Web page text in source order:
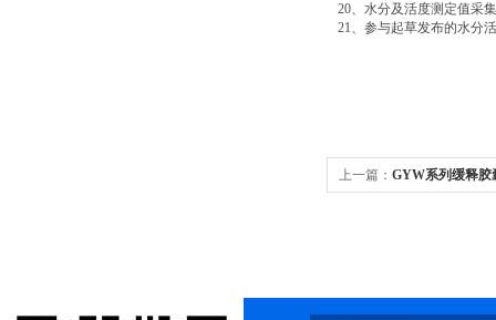
20、水分及活度测定值采
21、参与起草发布的水分
上一篇： GYW系列缓释胶